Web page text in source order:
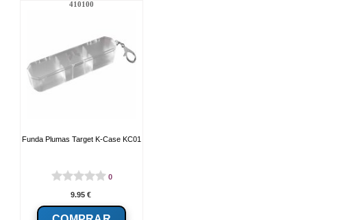
410100
Funda Plumas Target K-Case KC01
0
9.95 €